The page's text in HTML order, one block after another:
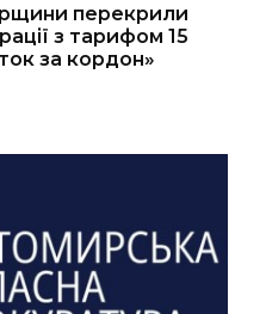
перекрили
з тарифом 15
за кордон»